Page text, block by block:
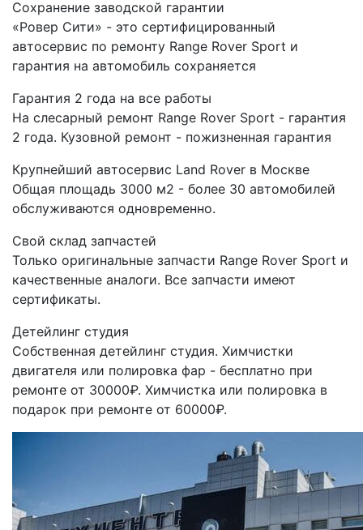
Сохранение заводской гарантии
«Ровер Сити» - это сертифицированный
автосервис по ремонту Range Rover Sport и
гарантия на автомобиль сохраняется
Гарантия 2 года на все работы
На слесарный ремонт Range Rover Sport - гарантия
2 года. Кузовной ремонт - пожизненная гарантия
Крупнейший автосервис Land Rover в Москве
Общая площадь 3000 м2 - более 30 автомобилей
обслуживаются одновременно.
Свой склад запчастей
Только оригинальные запчасти Range Rover Sport и
качественные аналоги. Все запчасти имеют
сертификаты.
Детейлинг студия
Собственная детейлинг студия. Химчистки
двигателя или полировка фар - бесплатно при
ремонте от 30000₽. Химчистка или полировка в
подарок при ремонте от 60000₽.